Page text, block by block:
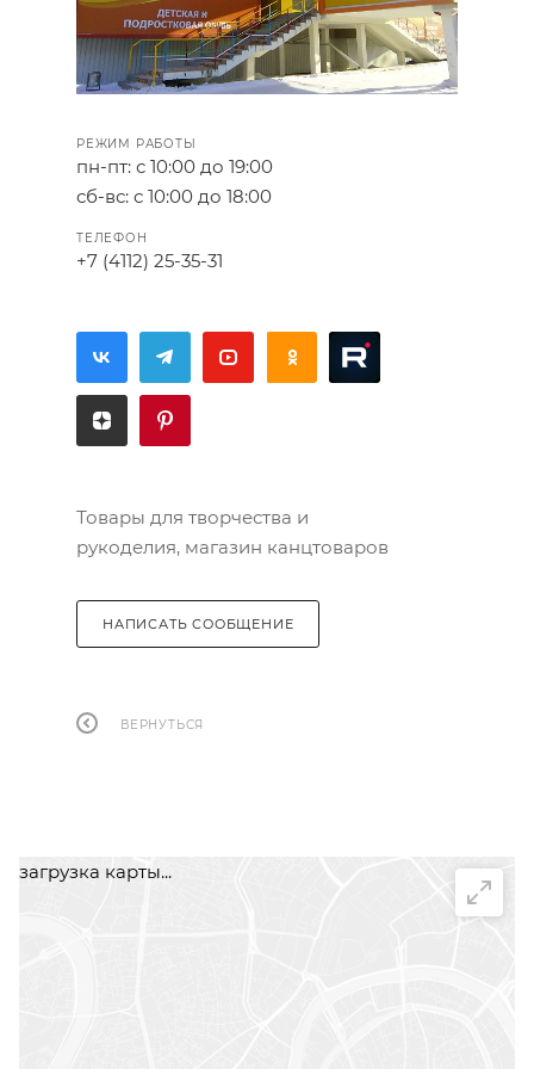
РЕЖИМ РАБОТЫ
пн-пт: с 10:00 до 19:00
сб-вс: с 10:00 до 18:00
ТЕЛЕФОН
+7 (4112) 25-35-31
Товары для творчества и
рукоделия, магазин канцтоваров
НАПИСАТЬ СООБЩЕНИЕ
ВЕРНУТЬСЯ
загрузка карты...